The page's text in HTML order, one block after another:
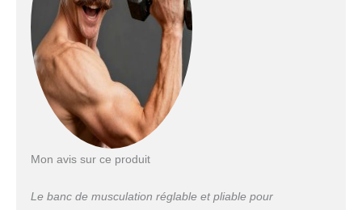
plier et vous pouvez le ranger rapidement sous
les lits ou dans les placards pour un confort
ultime
Design ergonomique : le banc de
musculation dispose d'un rembourrage en
mousse dense pour une surface douce et
ferme, réduit la fatigue musculaire lorsque vous
faites un entraînement complet du corps, parfait
pour de longues périodes assis ou
d'entraînement sur votre poitrine, vos épaules,
votre dos, vos abdominaux, etc Banc
d'entraînement réglable est conçu avec 6
Mon avis sur ce produit
Le banc de musculation réglable et pliable pour